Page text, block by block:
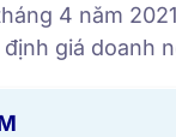
4 năm
giá doanh